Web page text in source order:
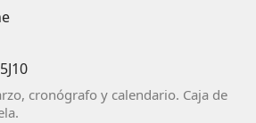
cronógrafo y calendario. Caja de